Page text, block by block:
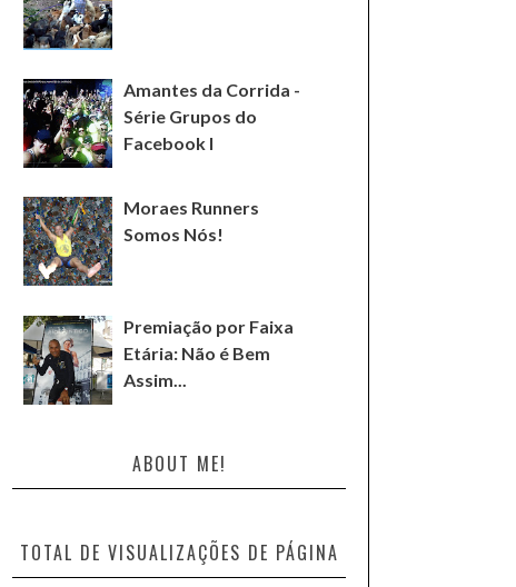
Amantes da Corrida -
Série Grupos do
Facebook I
Moraes Runners
Somos Nós!
Premiação por Faixa
Etária: Não é Bem
Assim...
ABOUT ME!
TOTAL DE VISUALIZAÇÕES DE PÁGINA